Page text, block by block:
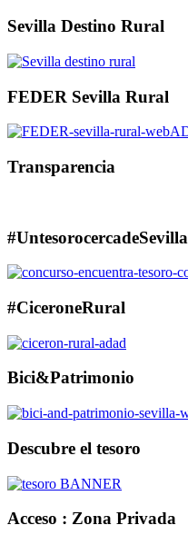
Sevilla Destino Rural
FEDER Sevilla Rural
Transparencia
#UntesorocercadeSevilla
#CiceroneRural
Bici&Patrimonio
Descubre el tesoro
Acceso : Zona Privada